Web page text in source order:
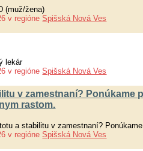
(muž/žena)
v regióne Spišská Nová Ves
lekár
v regióne Spišská Nová Ves
v zamestnaní? Ponúkame
rastom.
a stabilitu v zamestnaní?
v regióne Spišská Nová Ves